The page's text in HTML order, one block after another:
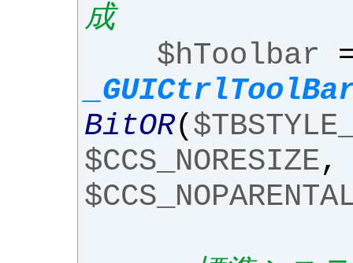
成
$hToolbar
BitOR(
$CCS_NORESIZE,